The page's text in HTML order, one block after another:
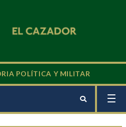
POLÍTICA Y MILITAR